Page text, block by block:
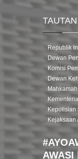
TAUTAN
Republik
Dewan
Komisi
Dewan
Kejaksaan
AWASI